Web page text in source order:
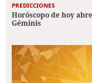
PREDICCIONES
Horóscopo de hoy
Géminis